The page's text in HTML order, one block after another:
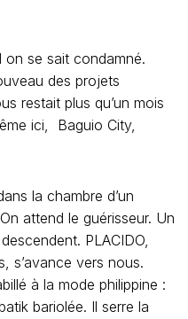
on se sait condamné.
des projets
restait plus qu’un mois
ici, Baguio City,
la chambre d’un
attend le guérisseur. Un
PLACIDO,
s’avance vers nous.
à la mode philippine :
bariolée. Il serre la